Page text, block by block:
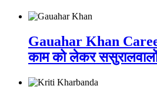
Gauahar Khan
काम को लेकर